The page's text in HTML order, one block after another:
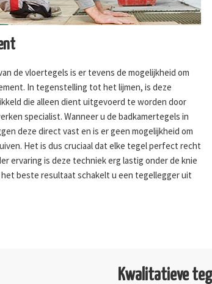
de vloertegels is er tevens de mogelijkheid om
In tegenstelling tot het lijmen, is deze
die alleen dient uitgevoerd te worden door
specialist. Wanneer u de badkamertegels in
deze direct vast en is er geen mogelijkheid om
Het is dus cruciaal dat elke tegel perfect recht
ervaring is deze techniek erg lastig onder de knie
beste resultaat schakelt u een tegellegger uit
Kwalitatieve